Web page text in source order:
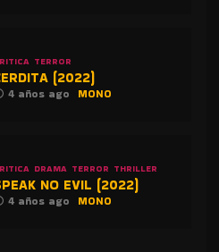
TERROR
(2022)
4 años ago MONO
DRAMA TERROR THRILLER
NO EVIL (2022)
4 años ago MONO